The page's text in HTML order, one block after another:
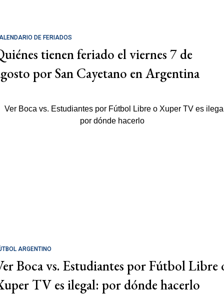
DE FERIADOS
tienen feriado el viernes 7 de
por San Cayetano en Argentina
ARGENTINO
Boca vs. Estudiantes por Fútbol Libre
TV es ilegal: por dónde hacerlo